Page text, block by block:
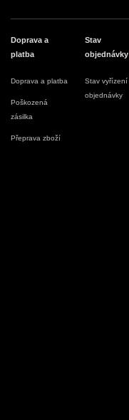
Doprava a
platba
Doprava a platba
Poškozená
zásilka
Přeprava zboží
Stav
objednávky
Stav vyřízení
objednávky